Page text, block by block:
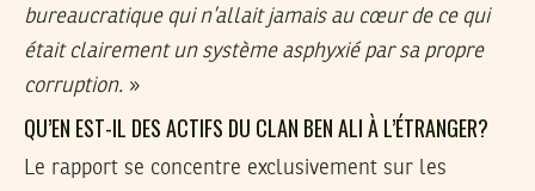
bureaucratique qui n’allait jamais au cœur de ce qui
était clairement un système asphyxié par sa propre
corruption. »
QU’EN EST-IL DES ACTIFS DU CLAN BEN ALI À L’ÉTRANGER?
Le rapport se concentre exclusivement sur les